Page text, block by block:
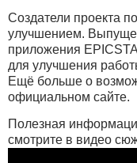
Создатели проекта
улучшением.
приложения
для улучшения
Ещё больше о
официальном сайте.
Полезная
смотрите в видео